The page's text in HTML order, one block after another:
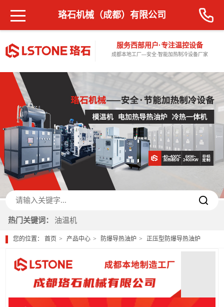
服务西部用户·专注温控设备
成都本地工厂—安全·智能加热制冷设备厂家
珞石机械（成都）有限公司
热门关键词： 油温机
您的位置：首页 产品中心 防爆导热油炉 正压型防爆导热油炉